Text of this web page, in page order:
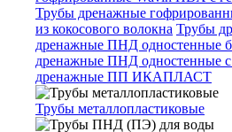
Трубы дренажные
из кокосового волокна Трубы
дренажные ПНД одностенные
дренажные ПНД одностенные
дренажные ПП ИКАПЛАСТ
Трубы металлопластиковые